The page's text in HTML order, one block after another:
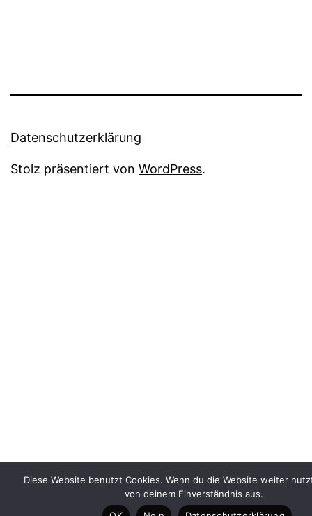
Datenschutzerklärung
Stolz präsentiert von WordPress.
Diese Website benutzt Cookies. Wenn du die Website weiter
von deinem Einverständnis aus.